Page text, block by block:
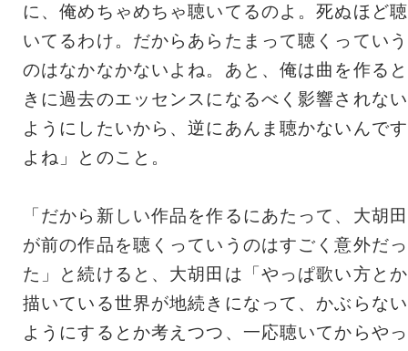
に、俺めちゃめちゃ聴いてるのよ。死ぬほど聴
いてるわけ。 だからあらたまって聴くっていう
のはなかなかないよね。あと、 俺は曲を作ると
きに過去のエッセンスになるべく影響されない
よう にしたいから、逆にあんま聴かないんです
よね」とのこと。
「だから新しい作品を作るにあたって、 大胡田
が前の作品を聴くっていうのはすごく意外だっ
た」
と続けると、大胡田は「 やっぱ歌い方とか
描いている世界が地続きになって、 かぶらない
ようにするとか考えつつ、 一応聴いてからやっ